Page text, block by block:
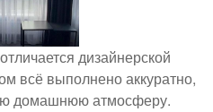
дизайнерской
всё выполнено аккуратно,
домашнюю атмосферу.